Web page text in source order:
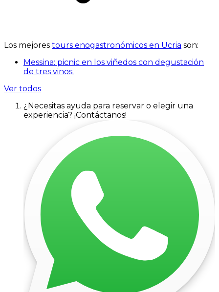
Los mejores tours enogastronómicos en Ucria son:
Messina: picnic en los viñedos con degustación
de tres vinos.
Ver todos
¿Necesitas ayuda para reservar o elegir una
experiencia? ¡Contáctanos!